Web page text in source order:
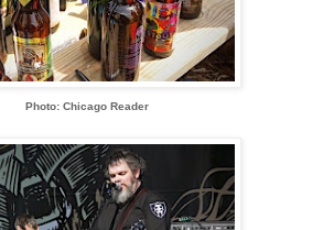
Photo: Chicago Reader